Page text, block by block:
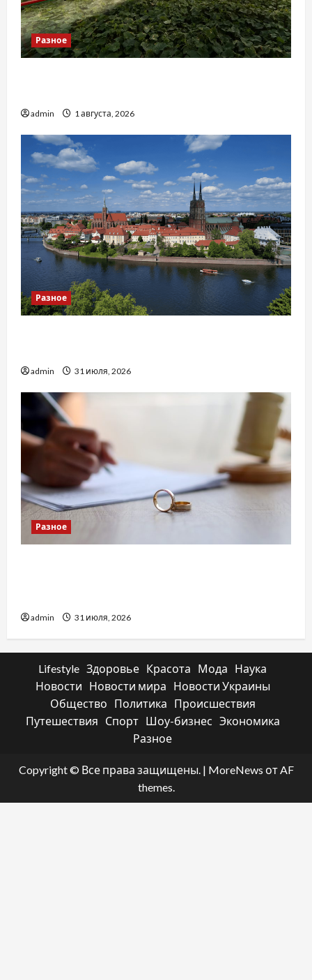
Разное
admin 1 августа, 2026
Разное
admin 31 июля, 2026
Разное
admin 31 июля, 2026
Lifestyle Здоровье Красота Мода
Наука
Новости
Новости мира
Новости Украины
Общество
Политика
Происшествия
Путешествия
Спорт Шоу-бизнес Экономика
Разное
Copyright © Все права защищены. | MoreNews от AF
themes.